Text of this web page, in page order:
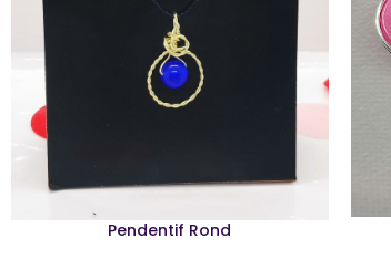
Pendentif Rond